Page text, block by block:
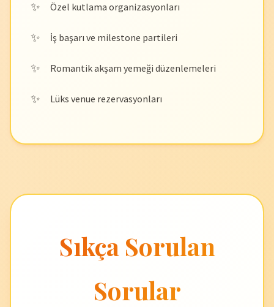
Özel kutlama organizasyonları
İş başarı ve milestone partileri
Romantik akşam yemeği düzenlemeleri
Lüks venue rezervasyonları
Sıkça Sorulan
Sorular